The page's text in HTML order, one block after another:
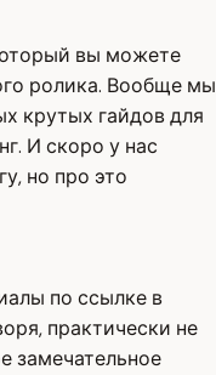
вы можете
ролика. Вообще мы
крутых гайдов для
И скоро у нас
но про это
по ссылке в
практически не
замечательное